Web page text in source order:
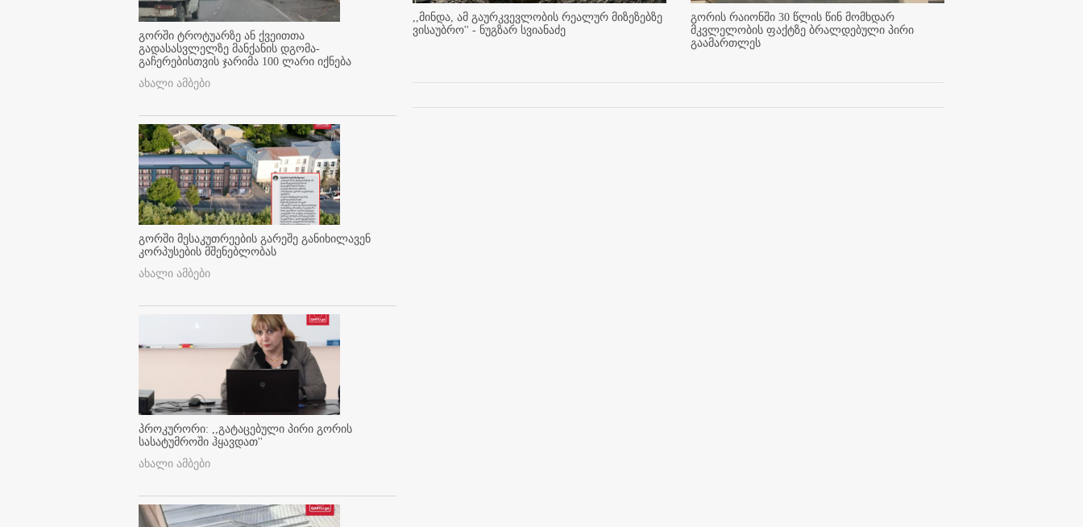
გორში ტროტუარზე ან ქვეითთა
გადასასვლელზე მანქანის დგომა-
გაჩერებისთვის ჯარიმა 100 ლარი იქნება
ახალი ამბები
გორში მესაკუთრეების გარეშე განიხილავენ
კორპუსების მშენებლობას
ახალი ამბები
პროკურორი: ,,გატაცებული პირი გორის
სასატუმროში ჰყავდათ''
ახალი ამბები
,,მინდა, ამ გაურკვევლობის რეალურ მიზეზებზე
ვისაუბრო'' - ნუგზარ სვიანაძე
გორის რაიონში 30 წლის წინ მომხდარ
მკვლელობის ფაქტზე ბრალდებული პირი
გაამართლეს